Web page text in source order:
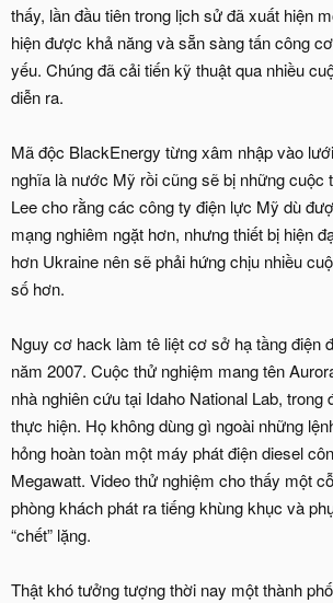
thấy, lần đầu tiên trong lịch sử đã xuất hiện
hiện được khả năng và sẵn sàng tấn công
yếu. Chúng đã cải tiến kỹ thuật qua nhiều
diễn ra.
Mã độc BlackEnergy từng xâm nhập vào
nghĩa là nước Mỹ rồi cũng sẽ bị những cuộc
Lee cho rằng các công ty điện lực Mỹ dù
mạng nghiêm ngặt hơn, nhưng thiết bị hiện
hơn Ukraine nên sẽ phải hứng chịu nhiều
số hơn.
Nguy cơ hack làm tê liệt cơ sở hạ tầng điện
năm 2007. Cuộc thử nghiệm mang tên
nhà nghiên cứu tại Idaho National Lab,
thực hiện. Họ không dùng gì ngoài những
hỏng hoàn toàn một máy phát điện diesel
Megawatt. Video thử nghiệm cho thấy một
phòng khách phát ra tiếng khùng khục và
“chết” lặng.
Thật khó tưởng tượng thời nay một thành